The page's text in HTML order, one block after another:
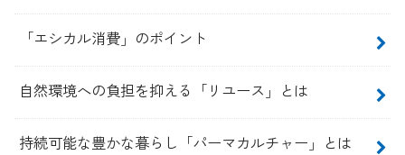
「エシカル消費」のポイント
自然環境への負担を抑える「リユース」とは
持続可能な豊かな暮らし「パーマカルチャー」とは